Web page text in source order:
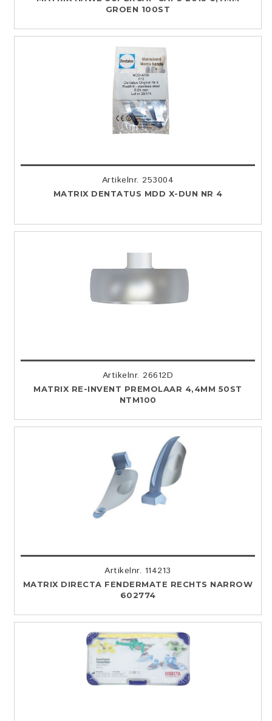
GROEN 100ST
Artikelnr. 253004
MATRIX DENTATUS MDD X-DUN NR 4
Artikelnr. 26612D
MATRIX RE-INVENT PREMOLAAR 4,4MM 50ST
NTM100
Artikelnr. 114213
MATRIX DIRECTA FENDERMATE RECHTS NARROW
602774